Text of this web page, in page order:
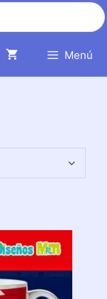
Menú